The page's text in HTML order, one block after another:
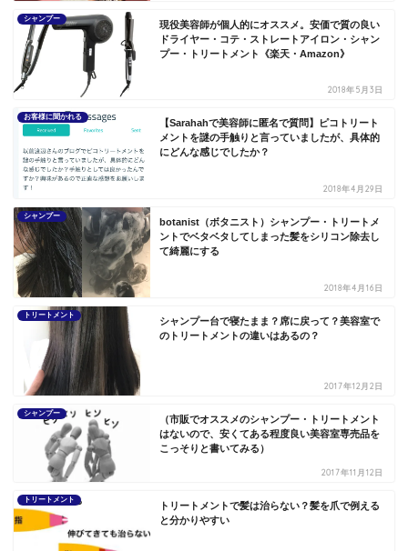
シャンプー
現役美容師が個人的にオススメ。安価で質の良い
ドライヤー・コテ・ストレートアイロン・シャン
プー・トリートメント《楽天・Amazon》
2018年5月3日
お客様に聞かれる
【Sarahahで美容師に匿名で質問】ピコトリート
メントを謎の手触りと言っていましたが、具体的
にどんな感じでしたか？
2018年4月29日
シャンプー
botanist（ボタニスト）シャンプー・トリートメ
ントでベタベタしてしまった髪をシリコン除去し
て綺麗にする
2018年4月16日
トリートメント
シャンプー台で寝たまま？席に戻って？美容室で
のトリートメントの違いはあるの？
2017年12月2日
シャンプー
（市販でオススメのシャンプー・トリートメント
はないので、安くてある程度良い美容室専売品を
こっそりと書いてみる）
2017年11月12日
トリートメント
トリートメントで髪は治らない？髪を爪で例える
と分かりやすい